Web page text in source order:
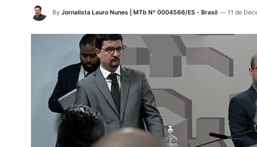
By Jornalista Lauro Nunes | MTb Nº 0004566/ES - Brasil 11 de